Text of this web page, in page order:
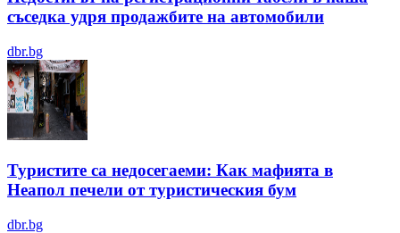
съседка удря продажбите на автомобили
dbr.bg
Туристите са недосегаеми: Как мафията в
Неапол печели от туристическия бум
dbr.bg